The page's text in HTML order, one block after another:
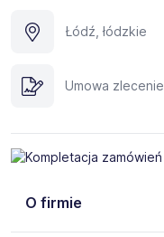
Łódź, łódzkie
Umowa zlecenie
O firmie